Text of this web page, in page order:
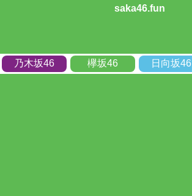
saka46.fun
乃木坂46 欅坂46 日向坂46